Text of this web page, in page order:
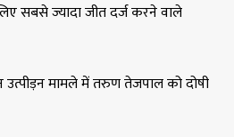
सबसे ज्यादा जीत दर्ज करने वाले
उत्पीड़न मामले में तरुण तेजपाल को दोषी